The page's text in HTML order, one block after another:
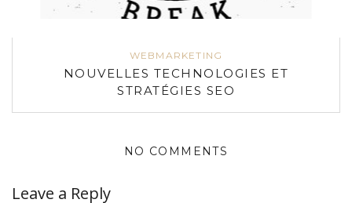
WEBMARKETING
NOUVELLES TECHNOLOGIES ET
STRATÉGIES SEO
NO COMMENTS
Leave a Reply